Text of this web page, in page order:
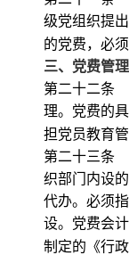
级党组织提
的党费，必
三、党费管理
第二十二条
理。党费的
担党员教育
第二十三条
织部门内设
代办。必须
设。党费会
制定的《行